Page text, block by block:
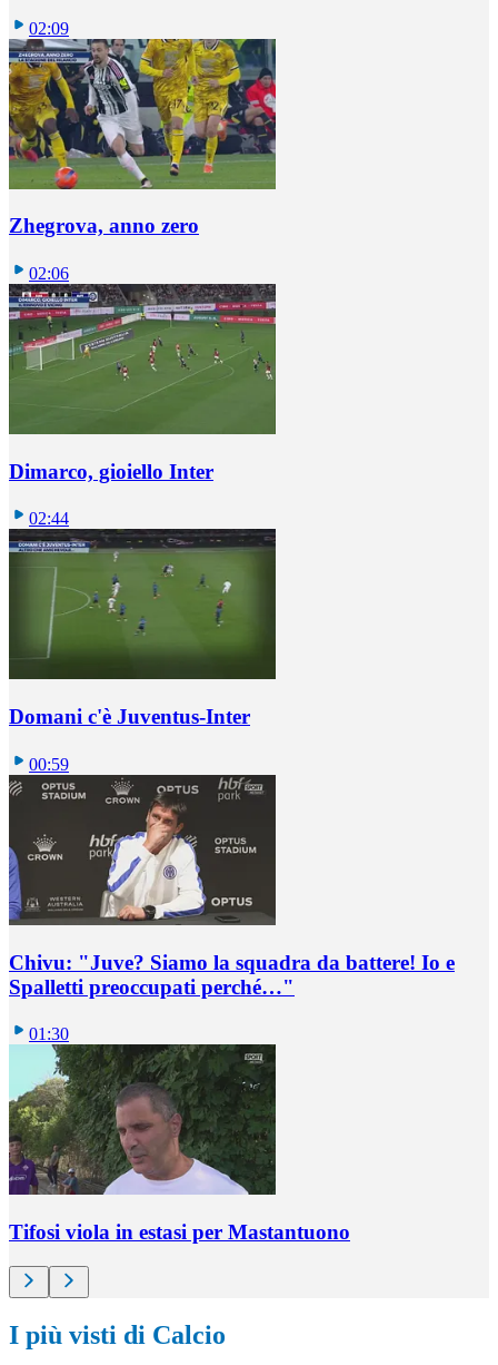
02:09
Zhegrova, anno zero
02:06
Dimarco, gioiello Inter
02:44
Domani c'è Juventus-Inter
00:59
Chivu: "Juve? Siamo la squadra da battere! Io e
Spalletti preoccupati perché…"
01:30
Tifosi viola in estasi per Mastantuono
I più visti di Calcio